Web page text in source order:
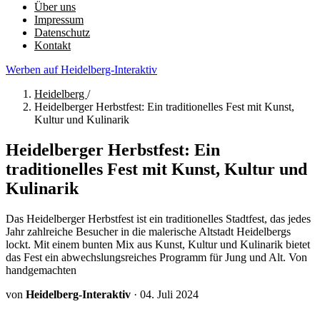
Über uns
Impressum
Datenschutz
Kontakt
Werben auf Heidelberg-Interaktiv
Heidelberg /
Heidelberger Herbstfest: Ein traditionelles Fest mit Kunst,
Kultur und Kulinarik
Heidelberger Herbstfest: Ein
traditionelles Fest mit Kunst, Kultur und
Kulinarik
Das Heidelberger Herbstfest ist ein traditionelles Stadtfest, das jedes
Jahr zahlreiche Besucher in die malerische Altstadt Heidelbergs
lockt. Mit einem bunten Mix aus Kunst, Kultur und Kulinarik bietet
das Fest ein abwechslungsreiches Programm für Jung und Alt. Von
handgemachten
von Heidelberg-Interaktiv · 04. Juli 2024